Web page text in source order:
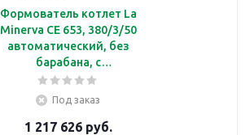
Формователь котлет La
Minerva СЕ 653, 380/3/50
автоматический, без
барабана, с
производительностью
2200 шт/ч, с
пневматической
очисткой струны,
Под заказ
1 217 626 руб.